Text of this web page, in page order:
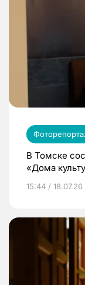
В Томске
«Дома
15:44 / 18.07.26